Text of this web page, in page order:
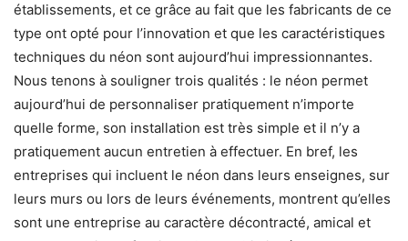
établissements, et ce grâce au fait que les fabricants de ce
type ont opté pour l’innovation et que les caractéristiques
techniques du néon sont aujourd’hui impressionnantes.
Nous tenons à souligner trois qualités : le néon permet
aujourd’hui de personnaliser pratiquement n’importe
quelle forme, son installation est très simple et il n’y a
pratiquement aucun entretien à effectuer. En bref, les
entreprises qui incluent le néon dans leurs enseignes, sur
leurs murs ou lors de leurs événements, montrent qu’elles
sont une entreprise au caractère décontracté, amical et